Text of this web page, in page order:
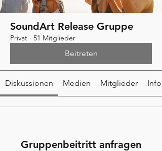
SoundArt Release Gruppe
Privat · 51 Mitglieder
Beitreten
Diskussionen Medien Mitglieder Info
Gruppenbeitritt anfragen